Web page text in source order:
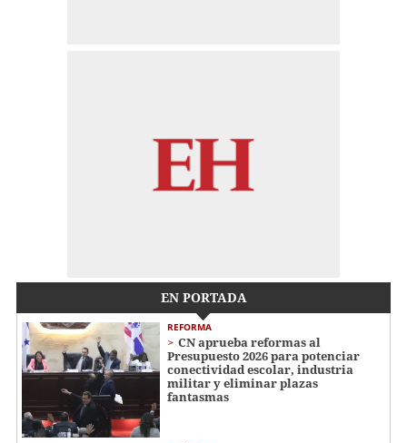
EN PORTADA
REFORMA
CN aprueba reformas al
Presupuesto 2026 para potenciar
conectividad escolar, industria
militar y eliminar plazas
fantasmas